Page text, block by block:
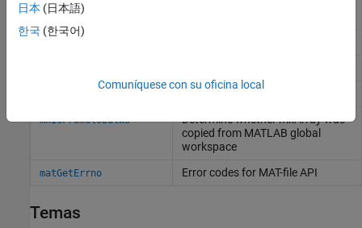
matPutVariableAsGlobal
mxIsFromGlobalWS
Determine whether mxArray was
copied from MATLAB global
workspace
matGetErrno Error codes for MAT-file API
Temas
日本 (日本語)
한국 (한국어)
Comuníquese con su oficina local